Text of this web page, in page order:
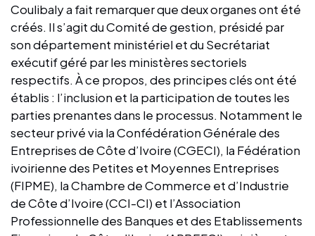
Coulibaly a fait remarquer que deux organes ont été
créés. Il s’agit du Comité de gestion, présidé par
son département ministériel et du Secrétariat
exécutif géré par les ministères sectoriels
respectifs. À ce propos, des principes clés ont été
établis : l’inclusion et la participation de toutes les
parties prenantes dans le processus. Notamment le
secteur privé via la Confédération Générale des
Entreprises de Côte d’Ivoire (CGECI), la Fédération
ivoirienne des Petites et Moyennes Entreprises
(FIPME), la Chambre de Commerce et d’Industrie
de Côte d’Ivoire (CCI-CI) et l’Association
Professionnelle des Banques et des Etablissements